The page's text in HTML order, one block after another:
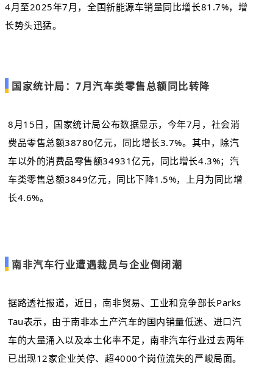
4月至2025年7月，全国新能源车销量同比增长81.7%，增
长势头迅猛。
国家统计局：7月汽车类零售总额同比转降
8月15日，国家统计局公布数据显示，今年7月，社会消
费品零售总额38780亿元，同比增长3.7%。其中，除汽
车以外的消费品零售额34931亿元，同比增长4.3%；汽
车类零售总额3849亿元，同比下降1.5%，上月为同比增
长4.6%。
南非汽车行业遭遇裁员与企业倒闭潮
据路透社报道，近日，南非贸易、工业和竞争部长Parks
Tau表示，由于南非本土产汽车的国内销量低迷、进口汽
车的大量涌入以及本土化率不足，南非汽车行业过去两年
已出现12家企业关停、超4000个岗位流失的严峻局面。